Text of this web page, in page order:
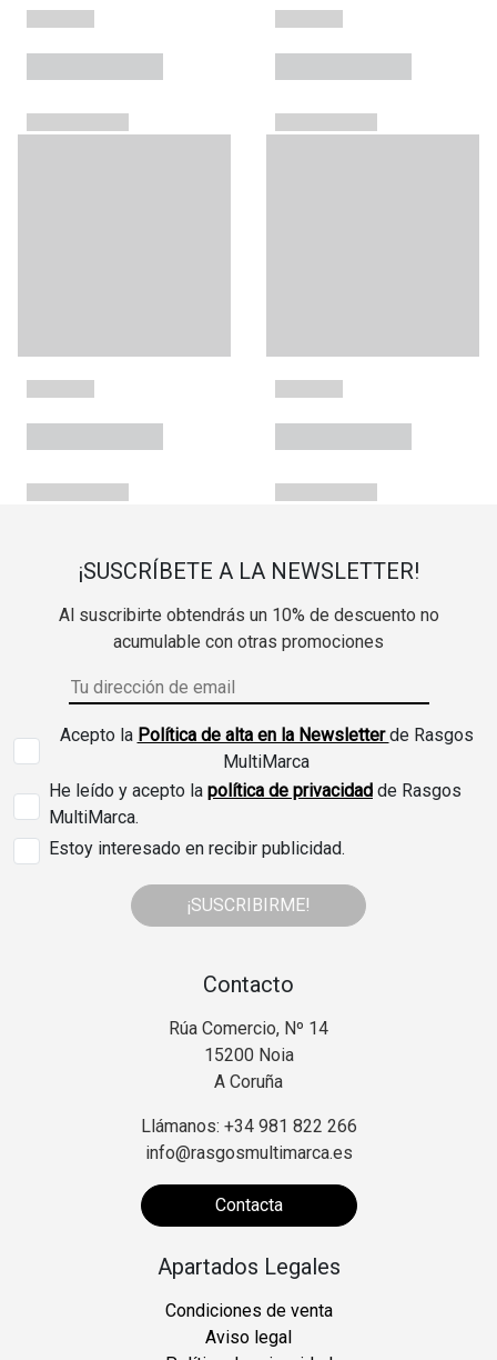
¡SUSCRÍBETE A LA NEWSLETTER!
Al suscribirte obtendrás un 10% de descuento no
acumulable con otras promociones
Acepto la Política de alta en la Newsletterde Rasgos
MultiMarca
He leído y acepto la política de privacidad de Rasgos
MultiMarca.
Estoy interesado en recibir publicidad.
¡SUSCRIBIRME!
Contacto
Rúa Comercio, Nº 14
15200 Noia
A Coruña
Llámanos: +34 981 822 266
info@rasgosmultimarca.es
Contacta
Apartados Legales
Condiciones de venta
Aviso legal